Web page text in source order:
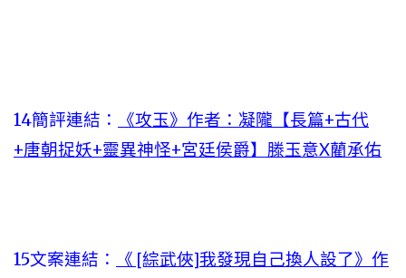
14簡評連結：
《攻玉》作者：凝隴【長篇+古代
+唐朝捉妖+靈異神怪+宮廷侯爵】滕玉意X藺承佑
15文案連結：
《 [綜武俠]我發現自己換人設了》作